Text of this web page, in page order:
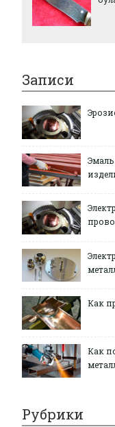
Записи
Как
Как
Рубрики